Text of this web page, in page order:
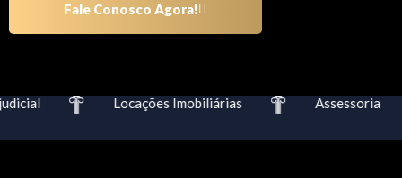
Fale Conosco Agora!
Locações Imobiliárias Assessoria